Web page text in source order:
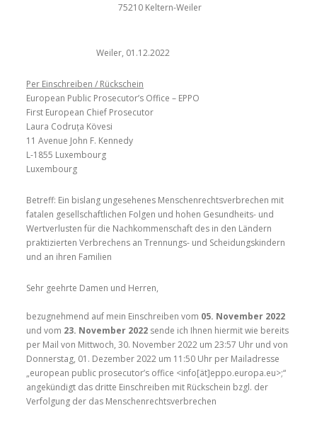
75210 Keltern-Weiler
Weiler, 01.12.2022
Per Einschreiben / Rückschein
European Public Prosecutor’s Office – EPPO
First European Chief Prosecutor
Laura Codruța Kövesi
11 Avenue John F. Kennedy
L-1855 Luxembourg
Luxembourg
Betreff: Ein bislang ungesehenes Menschenrechtsverbrechen mit
fatalen gesellschaftlichen Folgen und hohen Gesundheits- und
Wertverlusten für die Nachkommenschaft des in den Ländern
praktizierten Verbrechens an Trennungs- und Scheidungskindern
und an ihren Familien
Sehr geehrte Damen und Herren,
bezugnehmend auf mein Einschreiben vom 05. November 2022
und vom 23. November 2022 sende ich Ihnen hiermit wie bereits
per Mail von Mittwoch, 30. November 2022 um 23:57 Uhr und von
Donnerstag, 01. Dezember 2022 um 11:50 Uhr per Mailadresse
„european public prosecutor’s office <info[ät]eppo.europa.eu>;“
angekündigt das dritte Einschreiben mit Rückschein bzgl. der
Verfolgung der das Menschenrechtsverbrechen